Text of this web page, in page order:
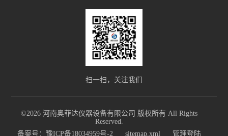
查看全部 >>
扫一扫，关注我们
©2026 河南奥菲达仪器设备有限公司 版权所有 All Rights
Reserved.
备案号：豫ICP备18034959号-2
sitemap.xml 管理登陆